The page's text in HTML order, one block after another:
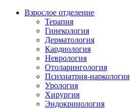
Взрослое отделение
Терапия
Гинекология
Дерматология
Кардиология
Неврология
Отоларингология
Психиатрия-наркология
Урология
Хирургия
Эндокринология